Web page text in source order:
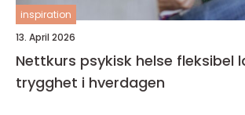
inspiration
13. April 2026
Nettkurs psykisk helse fleksibel læring for økt
trygghet i hverdagen